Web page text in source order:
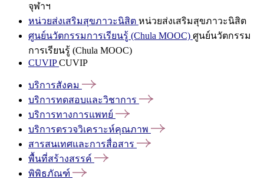
จุฬาฯ
หน่วยส่งเสริมสุขภาวะนิสิต หน่วยส่งเสริมสุขภาวะนิสิต
ศูนย์นวัตกรรมการเรียนรู้ (Chula MOOC) ศูนย์นวัตกรรม
การเรียนรู้ (Chula MOOC)
CUVIPCUVIP
บริการสังคม
บริการทดสอบและวิชาการ
บริการทางการแพทย์
บริการตรวจวิเคราะห์คุณภาพ
สารสนเทศและการสื่อสาร
พื้นที่สร้างสรรค์
พิพิธภัณฑ์